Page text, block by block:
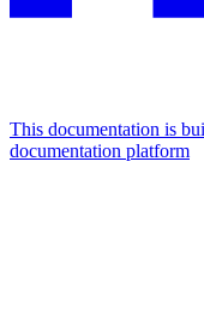
This documentation is
documentation platform